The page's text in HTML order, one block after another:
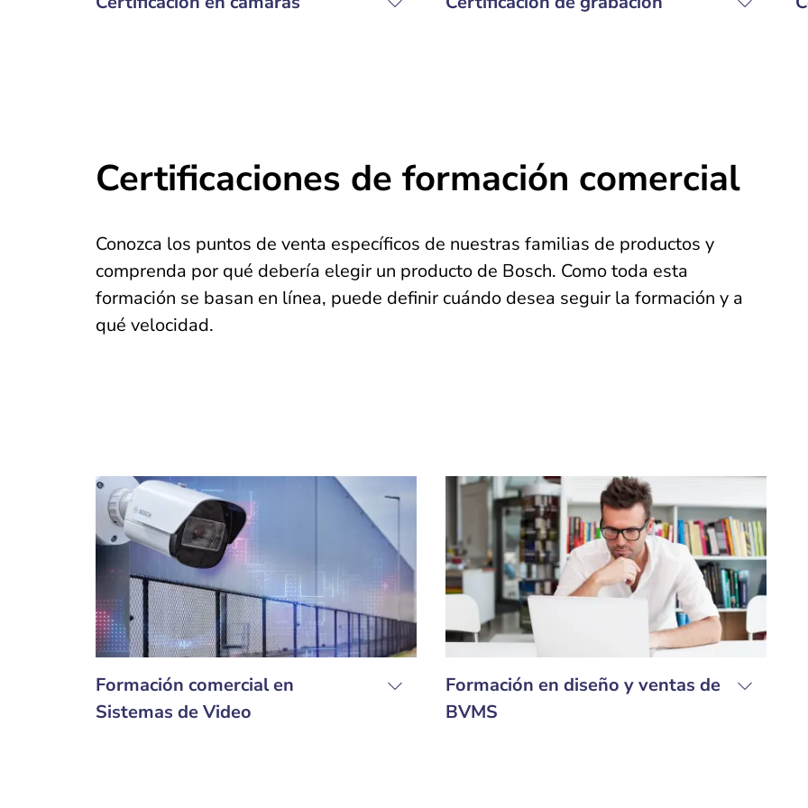
Certificaciones de formación comercial
Conozca los puntos de venta específicos de nuestras familias de productos y
comprenda por qué debería elegir un producto de Bosch. Como toda esta
formación se basan en línea, puede definir cuándo desea seguir la formación y a
qué velocidad.
Formación comercial en
Sistemas de Video
Formación en diseño y ventas de
BVMS